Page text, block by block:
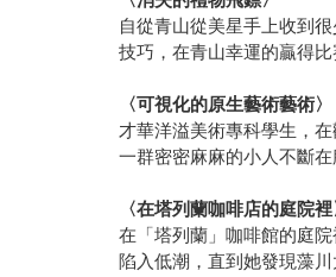
自從青山從美星手上收到
技巧，在青山幸運的贏得
〈可視化的原生藝術藝術〉
才華洋溢美術專科學生，
一群密密麻麻的小人不斷
〈在塔列蘭咖啡店的庭院裡
在「塔列蘭」咖啡館的庭
陷入低潮，直到她發現藻